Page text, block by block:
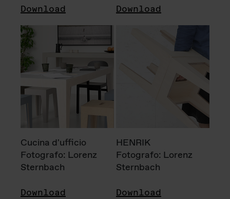
Download Download
Cucina d'ufficio
Fotografo: Lorenz
Sternbach
Download
HENRIK
Fotografo: Lorenz
Sternbach
Download